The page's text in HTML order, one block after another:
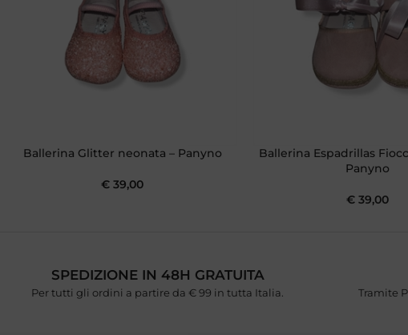
Ballerina Glitter neonata – Panyno
€ 39,00
Ballerina Espadrillas
Panyno
€39,00
SPEDIZIONE IN 48H GRATUITA
Per tutti gli ordini a partire da € 99 in tutta Italia. Tramite